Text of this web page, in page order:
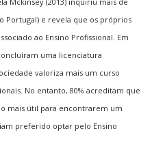
Portugal) e revela que os próprios
ao Ensino Profissional. Em
uma licenciatura
valoriza mais um curso
No entanto, 80% acreditam que
mais útil para encontrarem um
preferido optar pelo Ensino